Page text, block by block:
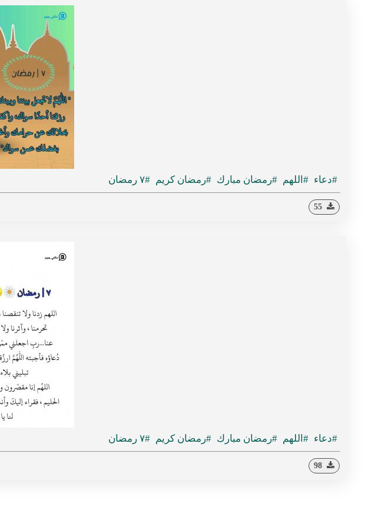
#دعاء #اللهم #رمضان مبارك #رمضان كريم #٧ رمضان
#دعاء #اللهم #رمضان مبارك #رمضان كريم #٧ رمضان